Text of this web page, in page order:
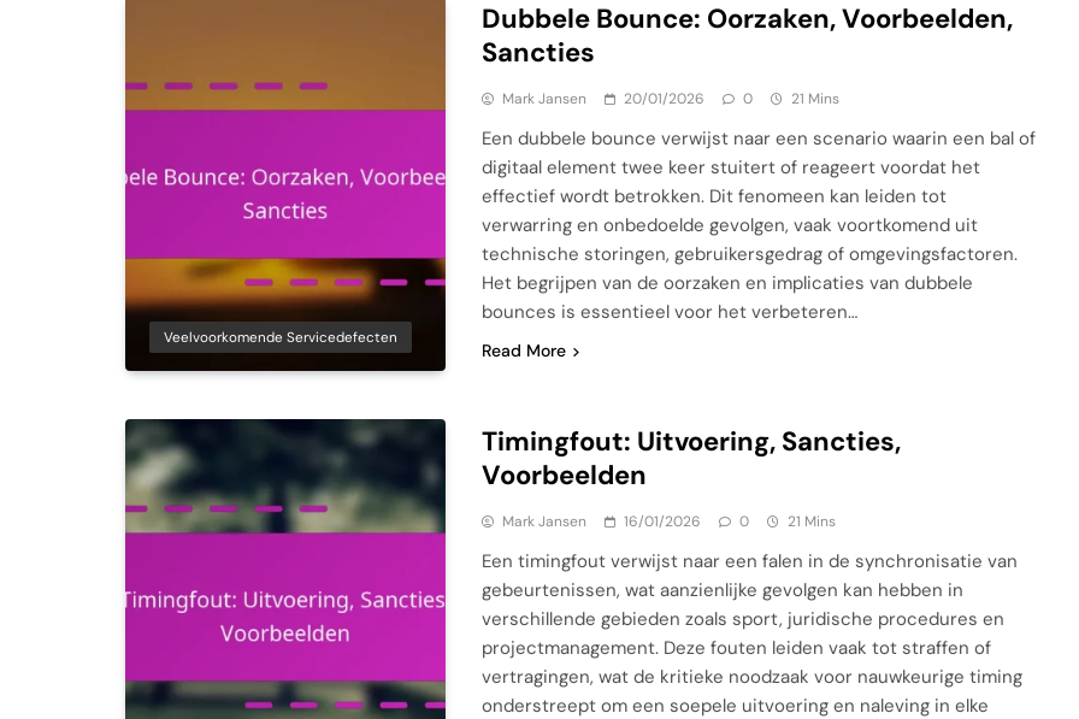
Veelvoorkomende Servicedefecten
Dubbele Bounce: Oorzaken, Voorbeelden,
Sancties
Mark Jansen 20/01/2026 0 21 Mins
Een dubbele bounce verwijst naar een scenario waarin een bal of
digitaal element twee keer stuitert of reageert voordat het
effectief wordt betrokken. Dit fenomeen kan leiden tot
verwarring en onbedoelde gevolgen, vaak voortkomend uit
technische storingen, gebruikersgedrag of omgevingsfactoren.
Het begrijpen van de oorzaken en implicaties van dubbele
bounces is essentieel voor het verbeteren…
Read More
Timingfout: Uitvoering, Sancties,
Voorbeelden
Mark Jansen 16/01/2026 0 21 Mins
Een timingfout verwijst naar een falen in de synchronisatie van
gebeurtenissen, wat aanzienlijke gevolgen kan hebben in
verschillende gebieden zoals sport, juridische procedures en
projectmanagement. Deze fouten leiden vaak tot straffen of
vertragingen, wat de kritieke noodzaak voor nauwkeurige timing
onderstreept om een soepele uitvoering en naleving in elke